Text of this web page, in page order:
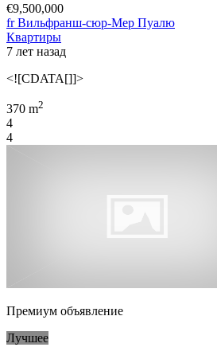
€9,500,000
fr Вильфранш-сюр-Мер Пуалю
Квартиры
7 лет назад
<![CDATA[]]>
370 m2
4
4
Премиум объявление
Лучшее